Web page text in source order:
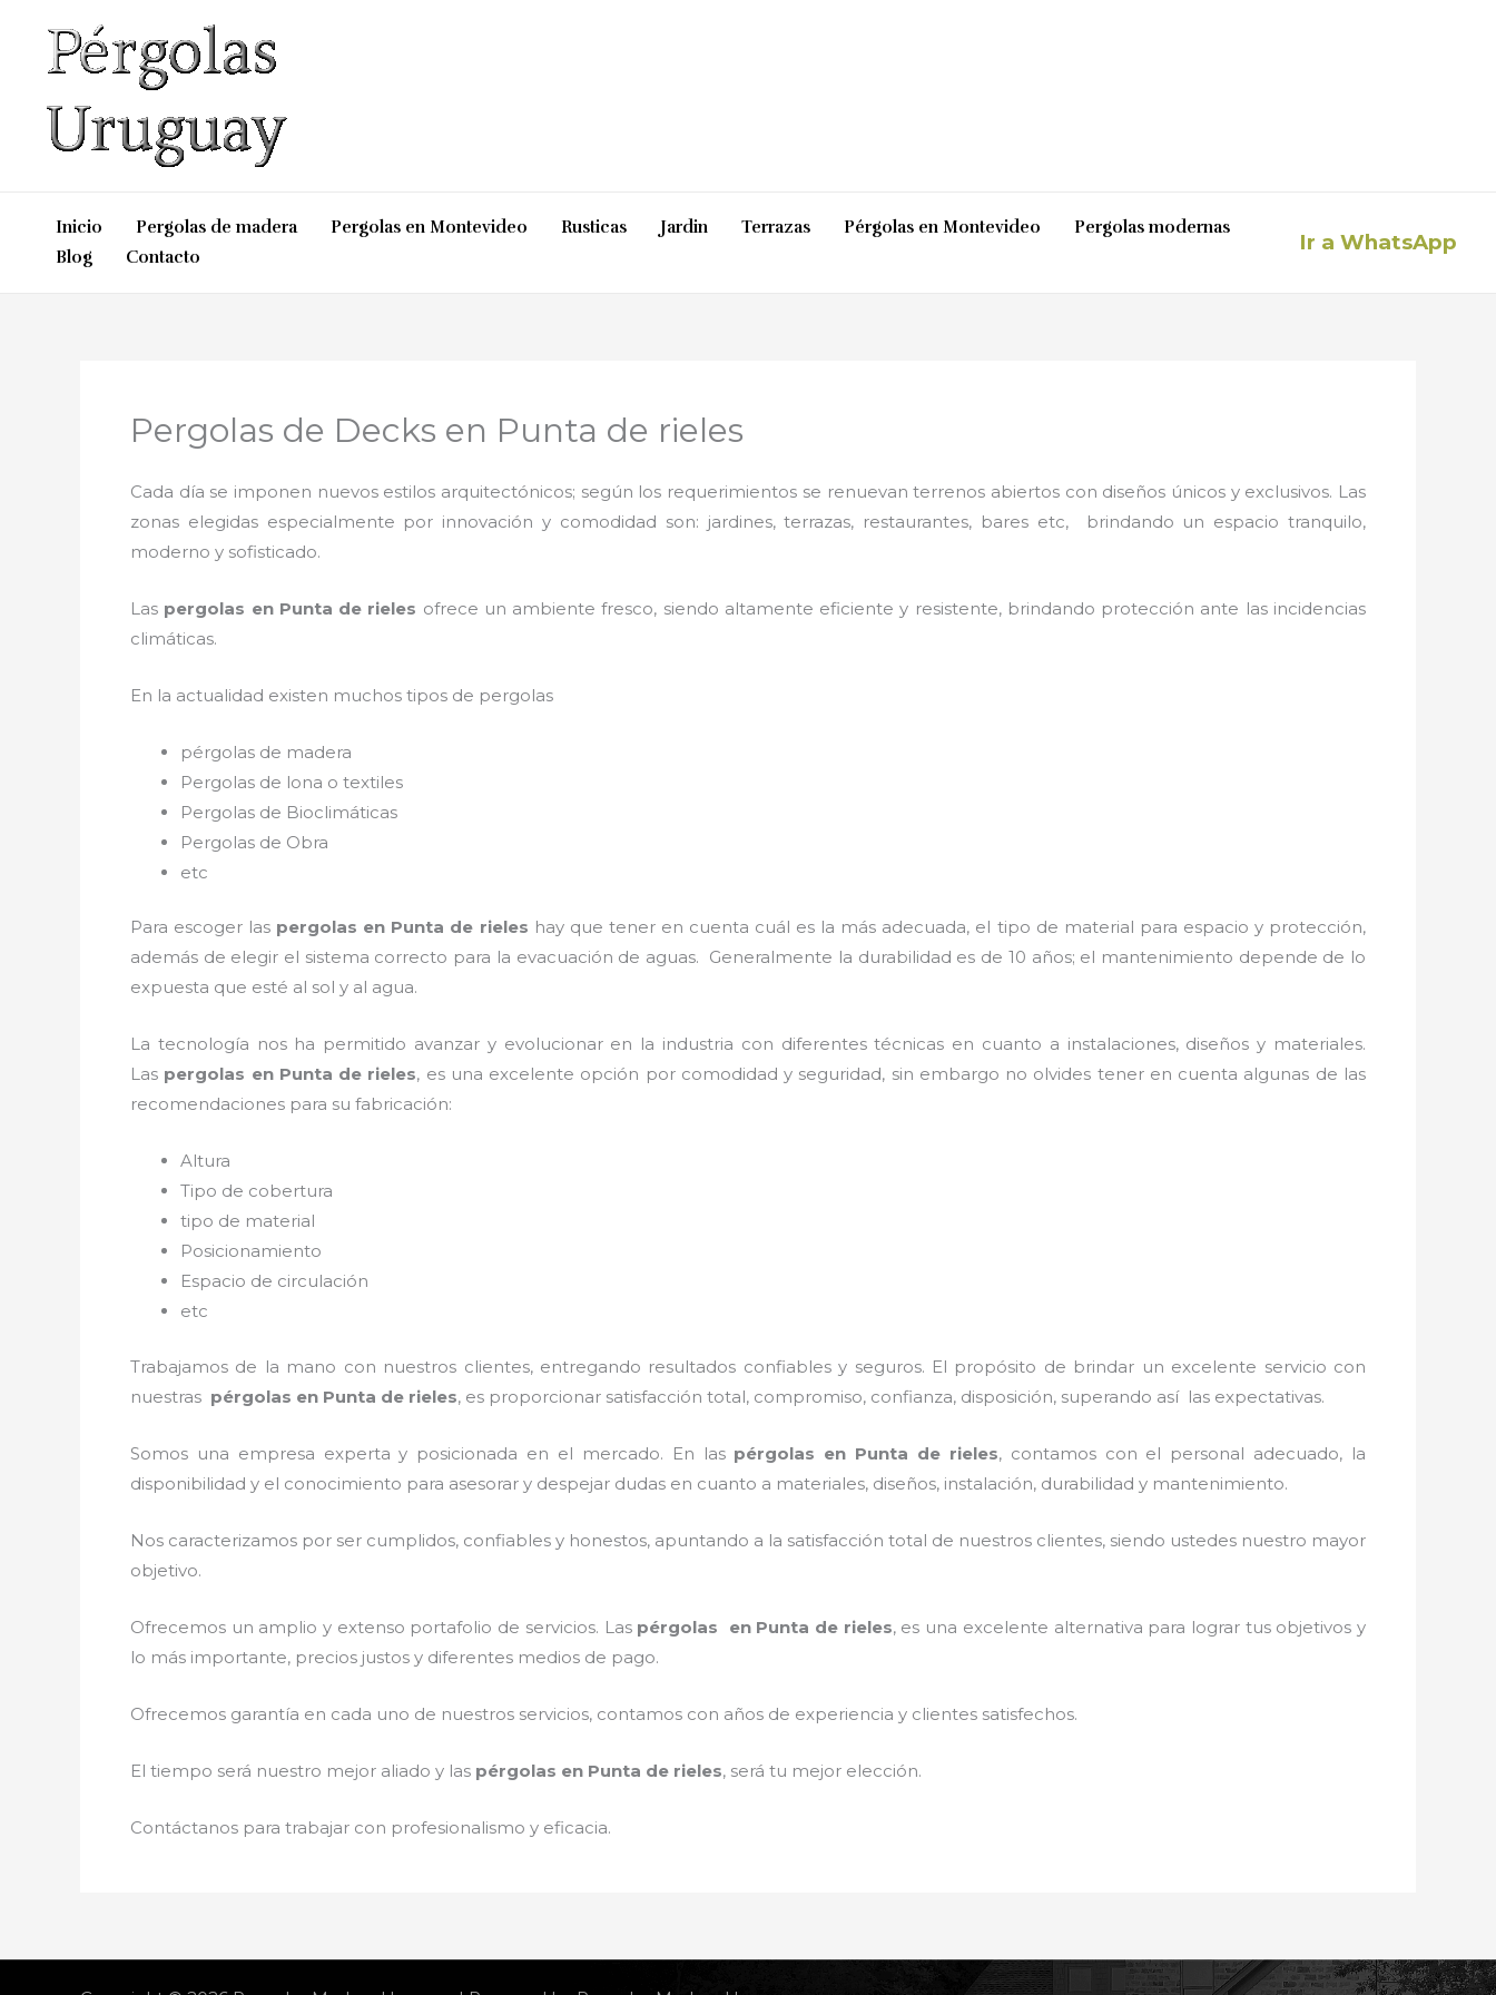
contenido
Inicio Pergolas de madera Pergolas en Montevideo Rusticas Jardin Terrazas Pérgolas en Montevideo
Pergolas modernas
Blog
Contacto
Ir a WhatsApp
Pergolas de Decks en Punta de rieles
Cada día se imponen nuevos estilos arquitectónicos; según los requerimientos se renuevan terrenos abiertos con diseños únicos y exclusivos. Las
zonas elegidas especialmente por innovación y comodidad son: jardines, terrazas, restaurantes, bares etc, brindando un espacio tranquilo,
moderno y sofisticado.
Las pergolas en Punta de rieles ofrece un ambiente fresco, siendo altamente eficiente y resistente, brindando protección ante las incidencias
climáticas.
En la actualidad existen muchos tipos de pergolas
pérgolas de madera
Pergolas de lona o textiles
Pergolas de Bioclimáticas
Pergolas de Obra
etc
Para escoger las pergolas en Punta de rieles hay que tener en cuenta cuál es la más adecuada, el tipo de material para espacio y protección,
además de elegir el sistema correcto para la evacuación de aguas. Generalmente la durabilidad es de 10 años; el mantenimiento depende de lo
expuesta que esté al sol y al agua.
La tecnología nos ha permitido avanzar y evolucionar en la industria con diferentes técnicas en cuanto a instalaciones, diseños y materiales.
Las pergolas en Punta de rieles, es una excelente opción por comodidad y seguridad, sin embargo no olvides tener en cuenta algunas de las
recomendaciones para su fabricación:
Altura
Tipo de cobertura
tipo de material
Posicionamiento
Espacio de circulación
etc
Trabajamos de la mano con nuestros clientes, entregando resultados confiables y seguros. El propósito de brindar un excelente servicio con
nuestras pérgolas en Punta de rieles, es proporcionar satisfacción total, compromiso, confianza, disposición, superando así las expectativas.
Somos una empresa experta y posicionada en el mercado. En laspérgolas en Punta de rieles, contamos con el personal adecuado, la
disponibilidad y el conocimiento para asesorar y despejar dudas en cuanto a materiales, diseños, instalación, durabilidad y mantenimiento.
Nos caracterizamos por ser cumplidos, confiables y honestos, apuntando a la satisfacción total de nuestros clientes, siendo ustedes nuestro mayor
objetivo.
Ofrecemos un amplio y extenso portafolio de servicios. Laspérgolas en Punta de rieles, es una excelente alternativa para lograr tus objetivos y
lo más importante, precios justos y diferentes medios de pago.
Ofrecemos garantía en cada uno de nuestros servicios, contamos con años de experiencia y clientes satisfechos.
El tiempo será nuestro mejor aliado y las pérgolas en Punta de rieles, será tu mejor elección.
Contáctanos para trabajar con profesionalismo y eficacia.